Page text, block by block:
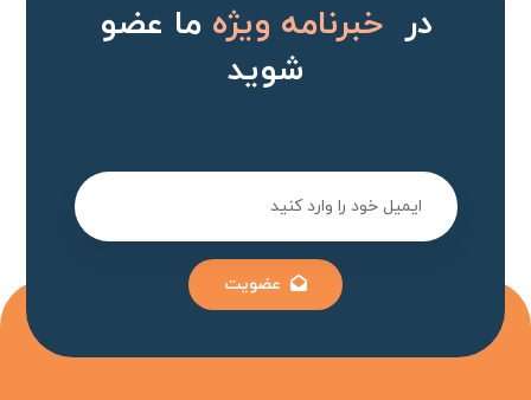
درخبرنامه ویژهما عضو
شوید
عضویت